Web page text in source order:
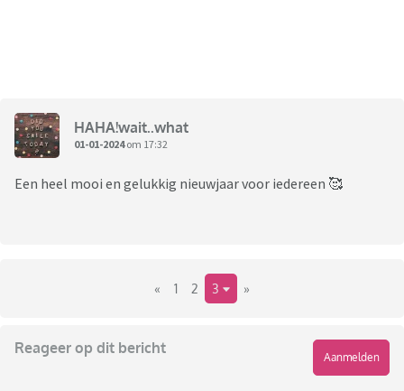
HAHA!wait..what
01-01-2024om 17:32
Een heel mooi en gelukkig nieuwjaar voor iedereen 🥰
« 1 2 3 »
Reageer op dit bericht
Aanmelden